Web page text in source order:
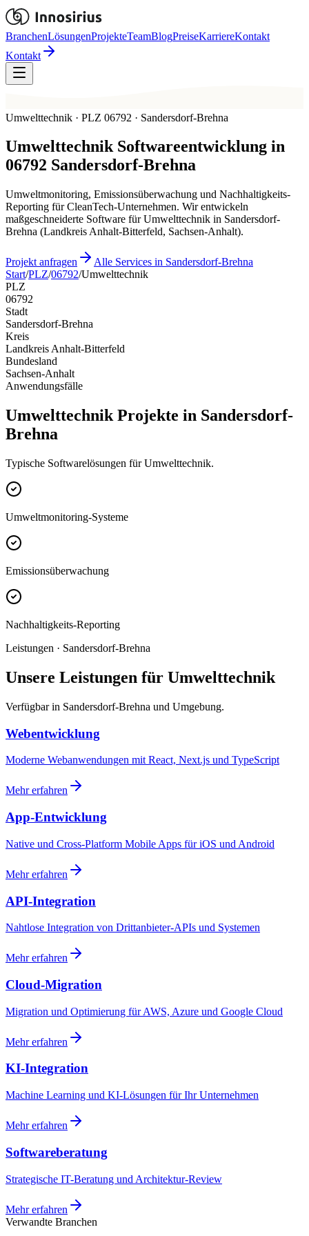
BranchenLösungenProjekteTeamBlogPreiseKarriereKontakt
Kontakt
Umwelttechnik · PLZ 06792 · Sandersdorf-Brehna
UmwelttechnikSoftwareentwicklung in
06792 Sandersdorf-Brehna
Umweltmonitoring, Emissionsüberwachung und Nachhaltigkeits-
Reporting für CleanTech-Unternehmen. Wir entwickeln
maßgeschneiderte Software für Umwelttechnik in Sandersdorf-
Brehna (Landkreis Anhalt-Bitterfeld, Sachsen-Anhalt).
Projekt anfragen
Alle Services in Sandersdorf-Brehna
Start/PLZ/06792/Umwelttechnik
PLZ
06792
Stadt
Sandersdorf-Brehna
Kreis
Landkreis Anhalt-Bitterfeld
Bundesland
Sachsen-Anhalt
Anwendungsfälle
Umwelttechnik Projekte in Sandersdorf-
Brehna
Typische Softwarelösungen für Umwelttechnik.
Umweltmonitoring-Systeme
Emissionsüberwachung
Nachhaltigkeits-Reporting
Leistungen · Sandersdorf-Brehna
Unsere Leistungen für Umwelttechnik
Verfügbar in Sandersdorf-Brehna und Umgebung.
Webentwicklung
Moderne Webanwendungen mit React, Next.js und TypeScript
Mehr erfahren
App-Entwicklung
Native und Cross-Platform Mobile Apps für iOS und Android
Mehr erfahren
API-Integration
Nahtlose Integration von Drittanbieter-APIs und Systemen
Mehr erfahren
Cloud-Migration
Migration und Optimierung für AWS, Azure und Google Cloud
Mehr erfahren
KI-Integration
Machine Learning und KI-Lösungen für Ihr Unternehmen
Mehr erfahren
Softwareberatung
Strategische IT-Beratung und Architektur-Review
Mehr erfahren
Verwandte Branchen